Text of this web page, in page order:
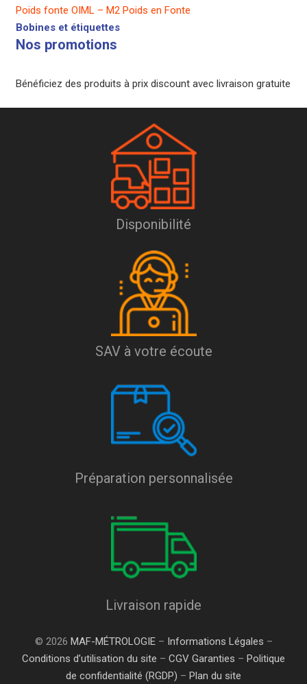
Poids fonte OIML – M2 Poids en Fonte
Bobines et étiquettes
Nos promotions
Bénéficiez des produits à prix discount avec livraison gratuite
Disponibilité
SAV à votre écoute
Préparation personnalisée
Livraison rapide
© 2026 MAF-MÉTROLOGIE– Informations Légales –
Conditions d’utilisation du site – CGV Garanties – Politique
de confidentialité (RGDP) – Plan du site